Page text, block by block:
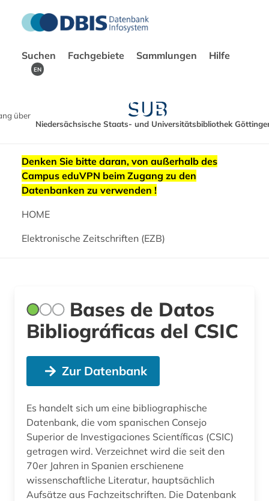
Suchen Fachgebiete Sammlungen Hilfe
EN
über
Niedersächsische Staats- und Universitätsbibliothek
Denken Sie bitte daran, von außerhalb des
Campus eduVPN beim Zugang zu den
Datenbanken zu verwenden !
HOME
Elektronische Zeitschriften (EZB)
Bases de Datos
Bibliográficas del CSIC
Zur Datenbank
Es handelt sich um eine bibliographische
Datenbank, die vom spanischen Consejo
Superior de Investigaciones Scientíficas (CSIC)
getragen wird. Verzeichnet wird die seit den
70er Jahren in Spanien erschienene
wissenschaftliche Literatur, hauptsächlich
Aufsätze aus Fachzeitschriften. Die Datenbank